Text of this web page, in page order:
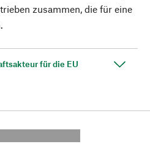
zusammen, die für eine
für die EU